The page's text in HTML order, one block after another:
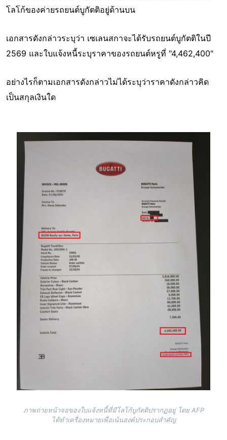
โลโก้ของค่ายรถยนต์บูกัตติอยู่ด้านบน
เอกสารดังกล่าวระบุว่า เซเลนสกาจะได้รับรถยนต์บูกัตติในปี
2569 และใบแจ้งหนี้ระบุราคาของรถยนต์หรูที่ "4,462,400"
อย่างไรก็ตามเอกสารดังกล่าวไม่ได้ระบุว่าราคาดังกล่าวคิด
เป็นสกุลเงินใด
ภาพถ่ายหน้าจอของใบแจ้งหนี้ที่มีโลโก้บูกัตติปรากฏอยู่ โดย AFP
ได้ทำเครื่องหมายเพื่อเน้นองค์ประกอบสำคัญ